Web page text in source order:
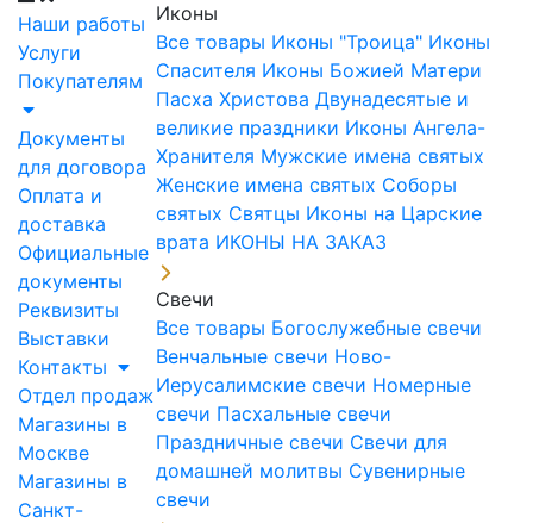
Наши работы
Услуги
Покупателям
Документы
для договора
Оплата и
доставка
Официальные
документы
Реквизиты
Выставки
Контакты
Отдел продаж
Магазины в
Москве
Магазины в
Санкт-
Иконы
Все товары Иконы "Троица" Иконы
Спасителя Иконы Божией Матери
Пасха Христова Двунадесятые и
великие праздники Иконы Ангела-
Хранителя Мужские имена святых
Женские имена святых Соборы
святых Святцы Иконы на Царские
врата ИКОНЫ НА ЗАКАЗ
Свечи
Все товары Богослужебные свечи
Венчальные свечи Ново-
Иерусалимские свечи Номерные
свечи Пасхальные свечи
Праздничные свечи Свечи для
домашней молитвы Сувенирные
свечи